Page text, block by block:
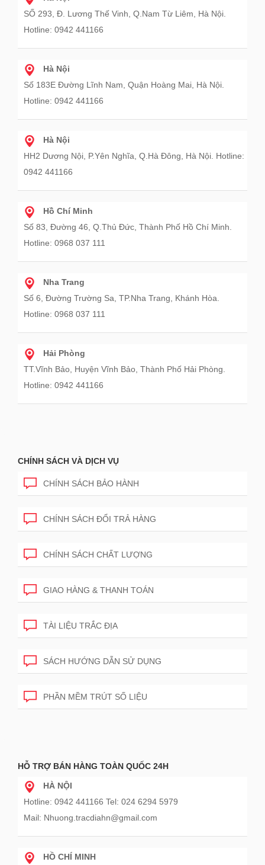
SỐ 293, Đ. Lương Thế Vinh, Q.Nam Từ Liêm, Hà Nội.
Hotline: 0942 441166
Hà Nội
Số 183E Đường Lĩnh Nam, Quận Hoàng Mai, Hà Nội.
Hotline: 0942 441166
Hà Nội
HH2 Dương Nội, P.Yên Nghĩa, Q.Hà Đông, Hà Nội. Hotline:
0942 441166
Hồ Chí Minh
Số 83, Đường 46, Q.Thủ Đức, Thành Phố Hồ Chí Minh.
Hotline: 0968 037 111
Nha Trang
Số 6, Đường Trường Sa, TP.Nha Trang, Khánh Hòa.
Hotline: 0968 037 111
Hải Phòng
TT.Vĩnh Bảo, Huyện Vĩnh Bảo, Thành Phố Hải Phòng.
Hotline: 0942 441166
CHÍNH SÁCH VÀ DỊCH VỤ
CHÍNH SÁCH BẢO HÀNH
CHÍNH SÁCH ĐỔI TRẢ HÀNG
CHÍNH SÁCH CHẤT LƯỢNG
GIAO HÀNG & THANH TOÁN
TÀI LIỆU TRẮC ĐỊA
SÁCH HƯỚNG DẪN SỬ DỤNG
PHẦN MỀM TRÚT SỐ LIỆU
HỖ TRỢ BÁN HÀNG TOÀN QUỐC 24H
HÀ NỘI
Hotline: 0942 441166 Tel: 024 6294 5979
Mail: Nhuong.tracdiahn@gmail.com
HỒ CHÍ MINH